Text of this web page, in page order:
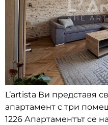
L’artista Ви представя
апартамент с три
1226 Апартаментът се